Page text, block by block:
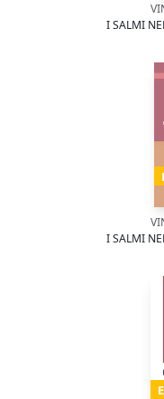
I SALMI
I SALMI